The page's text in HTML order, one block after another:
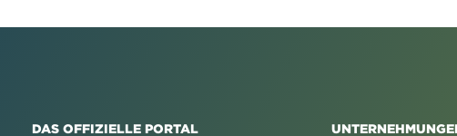
DAS OFFIZIELLE PORTAL